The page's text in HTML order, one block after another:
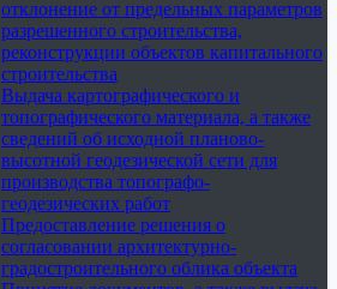
отклонение от предельных параметров
разрешенного строительства,
реконструкции объектов капитального
строительства
Выдача картографического и
топографического материала, а также
сведений об исходной планово-
высотной геодезической сети для
производства топографо-
геодезических работ
Предоставление решения о
согласовании архитектурно-
градостроительного облика объекта